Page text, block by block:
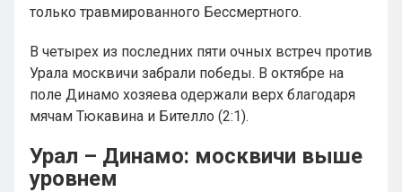
только травмированного Бессмертного.
В четырех из последних пяти очных встреч против
Урала москвичи забрали победы. В октябре на
поле Динамо хозяева одержали верх благодаря
мячам Тюкавина и Бителло (2:1).
Урал – Динамо: москвичи выше
уровнем